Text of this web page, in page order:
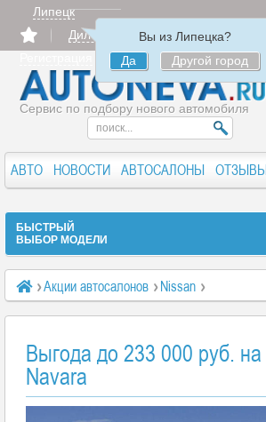
Липецк
Вы из Липецка?
Да
Другой город
Дилерам Продать
Сервис по подбору нового автомобиля
АВТО НОВОСТИ АВТОСАЛОНЫ
БЫСТРЫЙ
ВЫБОР МОДЕЛИ
Акции автосалонов
Nissan
Выгода до 233 000 руб. на Nissan Navara
Выгода до 233 000 руб.
Navara